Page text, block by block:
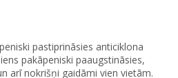
pastiprināsies anticiklona
pakāpeniski paaugstināsies,
arī nokrišņi gaidāmi vien vietām.